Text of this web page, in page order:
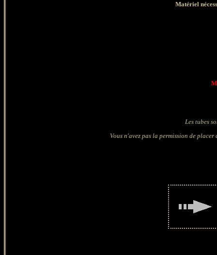
Matériel
Les tubes
Vous n'avez pas la permission de